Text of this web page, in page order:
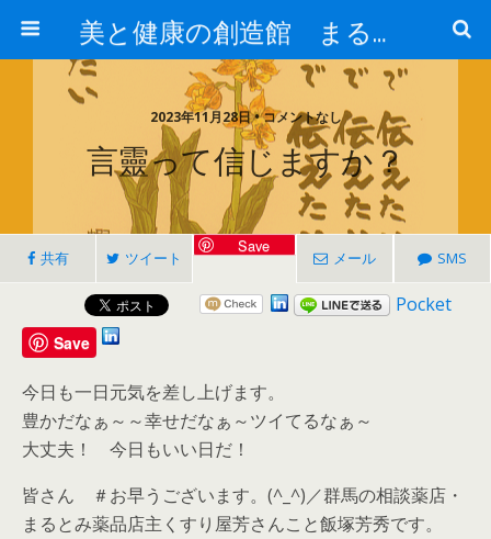
美と健康の創造館 まるとみ薬品 ぐんまの薬屋 芳さんのブログ
2023年11月28日 • コメントなし
言靈って信じますか？
共有 ツイート
Save
メール SMS
Pocket
Save
今日も一日元気を差し上げます。
豊かだなぁ～～幸せだなぁ～ツイてるなぁ～
大丈夫！ 今日もいい日だ！
皆さん ＃お早うございます。(^_^)／群馬の相談薬店・
まるとみ薬品店主くすり屋芳さんこと飯塚芳秀です。